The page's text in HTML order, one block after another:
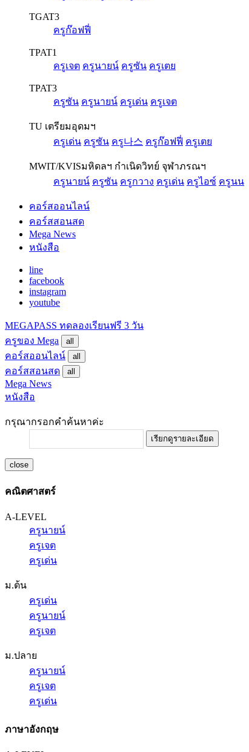
TGAT3
ครูก๊อฟฟี่
TPAT1
ครูเจต ครูนายน์ ครูซัน ครูเตย
TPAT3
ครูซัน ครูนายน์ ครูเด่น ครูเจต
TU เตรียมอุดมฯ
ครูเด่น ครูซัน ครู나스 ครูก๊อฟฟี่ ครูเตย
MWIT/KVISมหิดลฯ กำเนิดวิทย์ จุฬาภรณฯ
ครูนายน์ ครูซัน ครูกวาง ครูเด่น ครูไอซ์ ครูนน
คอร์สออนไลน์
คอร์สสอนสด
Mega News
หนังสือ
line
facebook
instagram
youtube
MEGAPASS ทดลองเรียนฟรี 3 วัน
ครูของ Mega
all
คอร์สออนไลน์ all
คอร์สสอนสด all
Mega News
หนังสือ
กรุณากรอกคำค้นหาค่ะ
เรียกดูรายละเอียด
close
คณิตศาสตร์
A-LEVEL
ครูนายน์
ครูเจต
ครูเด่น
ม.ต้น
ครูเด่น
ครูนายน์
ครูเจต
ม.ปลาย
ครูนายน์
ครูเจต
ครูเด่น
ภาษาอังกฤษ